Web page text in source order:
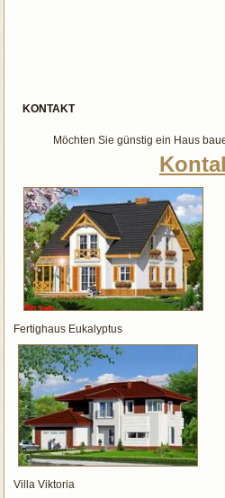
KONTAKT
Möchten Sie günstig ein Haus
Fertighaus Eukalyptus
Villa Viktoria